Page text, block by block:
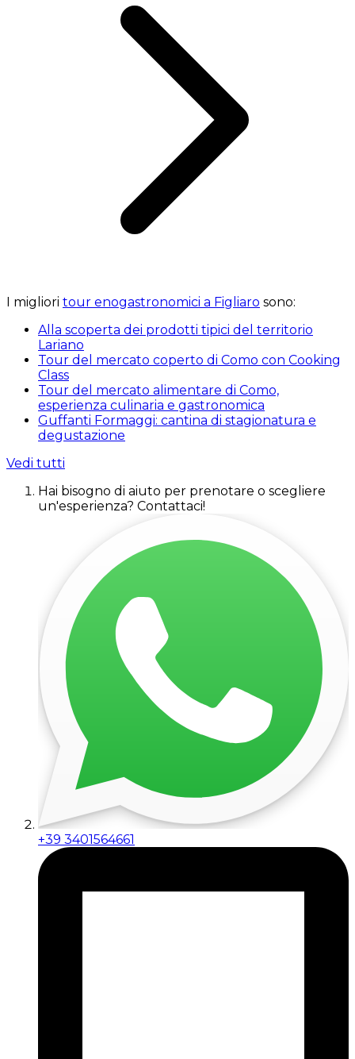
I migliori tour enogastronomici a Figliaro sono:
Alla scoperta dei prodotti tipici del territorio
Lariano
Tour del mercato coperto di Como con Cooking
Class
Tour del mercato alimentare di Como,
esperienza culinaria e gastronomica
Guffanti Formaggi: cantina di stagionatura e
degustazione
Vedi tutti
Hai bisogno di aiuto per prenotare o scegliere
un'esperienza? Contattaci!
+39 3401564661